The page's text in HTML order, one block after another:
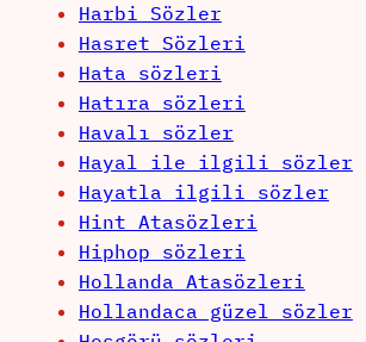
Harbi Sözler
Hasret Sözleri
Hata sözleri
Hatıra sözleri
Havalı sözler
Hayal ile ilgili sözler
Hayatla ilgili sözler
Hint Atasözleri
Hiphop sözleri
Hollanda Atasözleri
Hollandaca güzel sözler